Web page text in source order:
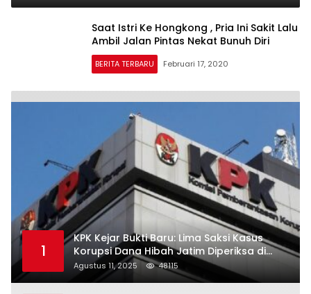
Saat Istri Ke Hongkong , Pria Ini Sakit Lalu
Ambil Jalan Pintas Nekat Bunuh Diri
BERITA TERBARU Februari 17, 2020
1
KPK Kejar Bukti Baru: Lima Saksi Kasus
Korupsi Dana Hibah Jatim Diperiksa di
Trenggalek
Agustus 11, 2025 48115